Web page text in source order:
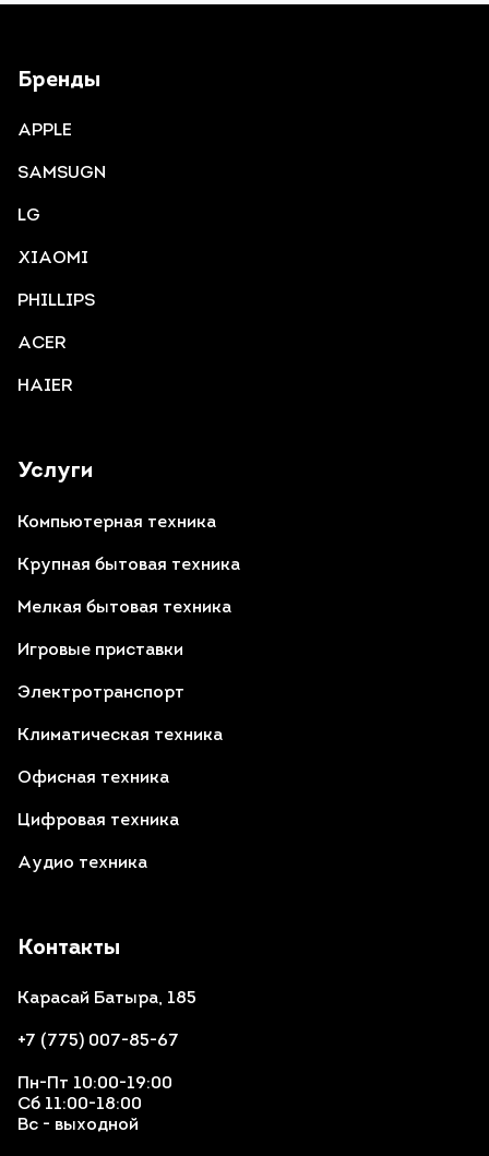
Контакты
Карасай Батыра, 185
+7 (775) 007-85-67
Пн-Пт 10:00-19:00
Сб 11:00-18:00
Вс - выходной
Услуги
Компьютерная техника
Крупная бытовая техника
Мелкая бытовая техника
Игровые приставки
Электротранспорт
Климатическая техника
Офисная техника
Цифровая техника
Аудио техника
Бренды
APPLE
SAMSUGN
LG
XIAOMI
PHILLIPS
ACER
HAIER